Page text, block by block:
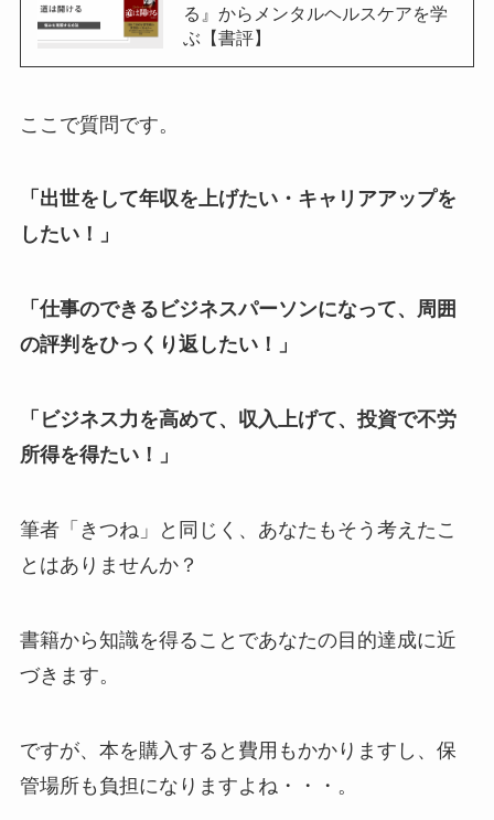
る』からメンタルヘルスケアを学
ぶ【書評】
ここで質問です。
「出世をして年収を上げたい・キャリアアップを
したい！」
「仕事のできるビジネスパーソンになって、周囲
の評判をひっくり返したい！」
「ビジネス力を高めて、収入上げて、投資で不労
所得を得たい！」
筆者「きつね」と同じく、あなたもそう考えたこ
とはありませんか？
書籍から知識を得ることであなたの目的達成に近
づきます。
ですが、本を購入すると費用もかかりますし、保
管場所も負担になりますよね・・・。